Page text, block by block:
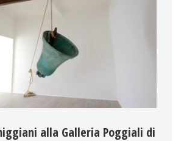
alla Galleria Poggiali di